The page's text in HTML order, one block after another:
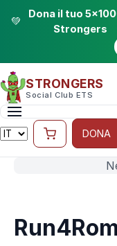
💚
Dona il tuo
Strongers
STRONGERS
Social Club ETS
DONA